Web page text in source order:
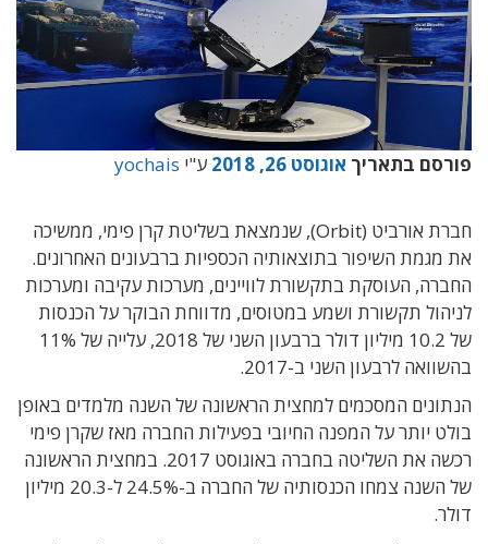
פורסם בתאריך אוגוסט 26, 2018 ע"י yochais
חברת אורביט (Orbit), שנמצאת בשליטת קרן פימי, ממשיכה
את מגמת השיפור בתוצאותיה הכספיות ברבעונים האחרונים.
החברה, העוסקת בתקשורת לוויינים, מערכות עקיבה ומערכות
לניהול תקשורת ושמע במטוסים, מדווחת הבוקר על הכנסות
של 10.2 מיליון דולר ברבעון השני של 2018, עלייה של 11%
בהשוואה לרבעון השני ב-2017.
הנתונים המסכמים למחצית הראשונה של השנה מלמדים באופן
בולט יותר על המפנה החיובי בפעילות החברה מאז שקרן פימי
רכשה את השליטה בחברה באוגוסט 2017. במחצית הראשונה
של השנה צמחו הכנסותיה של החברה ב-24.5% ל-20.3 מיליון
דולר.